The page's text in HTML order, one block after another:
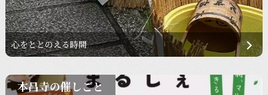
心をととのえる時間
本昌寺の催しごと